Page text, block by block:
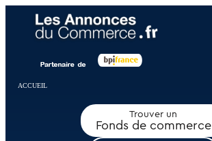
ACCUEIL
Trouver un
Fonds de commerce
Panneau de gestion des cookies